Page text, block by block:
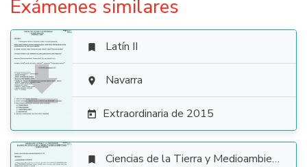
Exámenes similares

 Latín II
 Navarra
 Extraordinaria de 2015
 Ciencias de la Tierra y Medioambientales